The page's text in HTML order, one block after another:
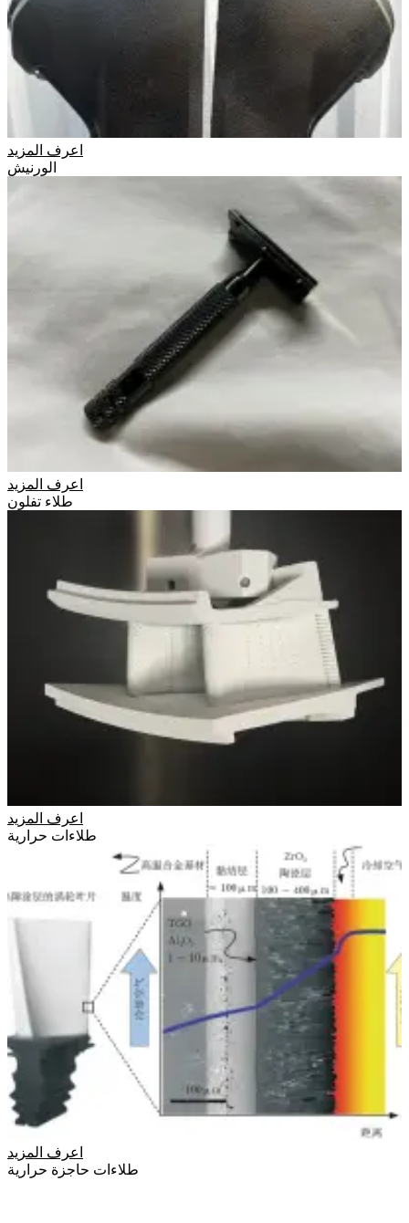
اعرف المزيد
الورنيش
اعرف المزيد
طلاء تفلون
اعرف المزيد
طلاءات حرارية
اعرف المزيد
طلاءات حاجزة حرارية